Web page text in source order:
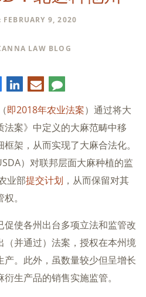
FEBRUARY 9, 2020
LAW BLOG
领
英
电
子
件
评
论
即2018年农业法案）通过将大
案》中定义的大麻范畴中移
架，从而实现了大麻合法化。
）对联邦层面大麻种植的监
业部提交计划 ，从而保留对其
。
使各州出台多项立法和监管改
并通过）法案，授权在本州境
。此外，虽数量较少但呈增长
生产品的销售实施监管。